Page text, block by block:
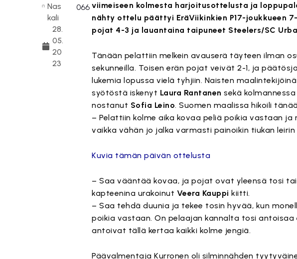
Nas
kali
28.
05.
20
23
viimeiseen kolmesta harjoitusottelusta ja
nähty ottelu päättyi EräViikinkien P17-joukkueen
pojat 4-3 ja lauantaina taipuneet Steelers/SC
Tänään pelattiin melkein avauserä täyteen ilman
sekunneilla. Toisen erän pojat veivät 2-1, ja
lukemia lopussa vielä tyhjiin. Naisten
syötöstä iskenyt Laura Rantanen sekä
nostanut Sofia Leino. Suomen maalissa hikoili
– Pelattiin kolme aika kovaa peliä poikia vastaan
vaikka vähän jo jalka varmasti painoikin tiukan
Kuvia tämän päivän ottelusta
– Saa vääntää kovaa, ja pojat ovat yleensä tosi
kapteenina urakoinut Veera Kauppi kiitti.
– Saa tehdä duunia ja tekee tosin hyvää, kun
poikia vastaan. On pelaajan kannalta tosi
antoivat tällä kertaa kaikki kolme jengiä.
Päävalmentaja Kurronen oli silminnähden